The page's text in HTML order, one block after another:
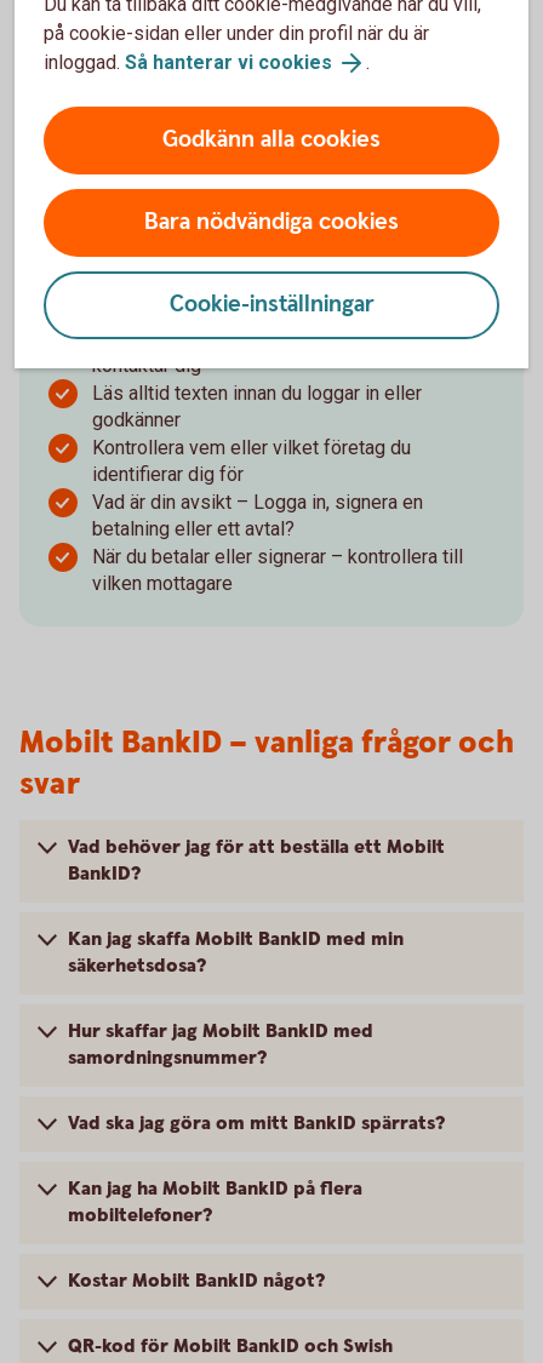
Säkerhet och BankID
Använd aldrig BankID om någon oväntat
kontaktar dig
Läs alltid texten innan du loggar in eller
godkänner
Kontrollera vem eller vilket företag du
identifierar dig för
Vad är din avsikt – Logga in, signera en
betalning eller ett avtal?
När du betalar eller signerar – kontrollera till
vilken mottagare
Ta hand om ditt
BankID – det är en
värdehandling
Mobilt BankID – vanliga frågor och
svar
Vad behöver jag för att beställa ett Mobilt
BankID?
Kan jag skaffa Mobilt BankID med min
säkerhetsdosa?
Hur skaffar jag Mobilt BankID med
samordningsnummer?
Vad ska jag göra om mitt BankID spärrats?
Kan jag ha Mobilt BankID på flera
mobiltelefoner?
Kostar Mobilt BankID något?
QR-kod för Mobilt BankID och Swish
på cookie-sidan eller under din profil när du är
inloggad. Så hanterar vi cookies .
Godkänn alla cookies
Bara nödvändiga cookies
Cookie-inställningar